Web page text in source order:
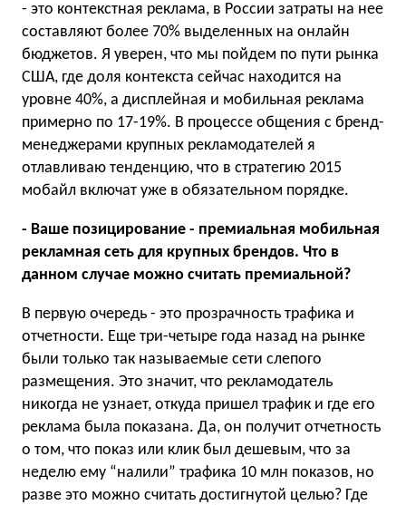
- это контекстная реклама, в России затраты на нее
составляют более 70% выделенных на онлайн
бюджетов. Я уверен, что мы пойдем по пути рынка
США, где доля контекста сейчас находится на
уровне 40%, а дисплейная и мобильная реклама
примерно по 17-19%. В процессе общения с бренд-
менеджерами крупных рекламодателей я
отлавливаю тенденцию, что в стратегию 2015
мобайл включат уже в обязательном порядке.
- Ваше позицирование - премиальная мобильная
рекламная сеть для крупных брендов. Что в
данном случае можно считать премиальной?
В первую очередь - это прозрачность трафика и
отчетности. Еще три-четыре года назад на рынке
были только так называемые сети слепого
размещения. Это значит, что рекламодатель
никогда не узнает, откуда пришел трафик и где его
реклама была показана. Да, он получит отчетность
о том, что показ или клик был дешевым, что за
неделю ему “налили” трафика 10 млн показов, но
разве это можно считать достигнутой целью? Где